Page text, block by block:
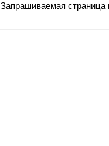
Запрашиваемая страница